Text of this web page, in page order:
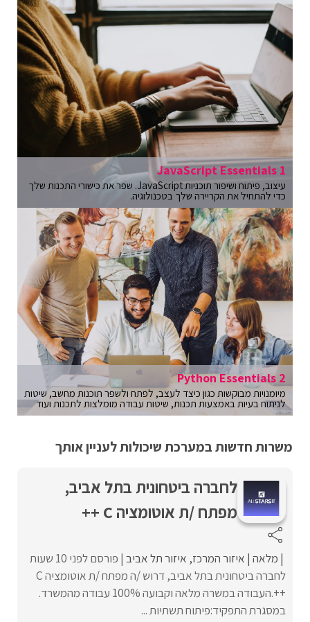
JavaScript Essentials 1
עיצוב, פיתוח ושיפור תוכניות JavaScript. שפר את כישורי התכנות שלך
כדי להתחיל את הקריירה שלך בטכנולוגיה.
Python Essentials 2
מיומנויות מבוקשות כגון כיצד לעצב, לפתח ולשפר תוכנות מחשב, שיטות
לניתוח בעיות באמצעות תכנות, שיטות עבודה מומלצות לתכנות ועוד
משרות חדשות במערכת שיכולות לעניין אותך
לחברה ביטחונית בתל אביב,
מפתח /ת אוטומציה C ++
מלאה איזור המרכז איזור תל אביב פורסם לפני 10 שעות
לחברה ביטחונית בתל אביב, דרוש /ה מפתח /ת אוטומציה C
++.העבודה במשרה מלאה וקבועה 100% עבודה מהמשרד.
במסגרת התפקיד:פיתוח תשתיות ...